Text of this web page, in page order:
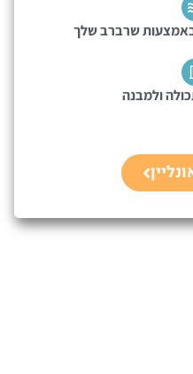
באמצעות שרברב שלך
ולמבנה